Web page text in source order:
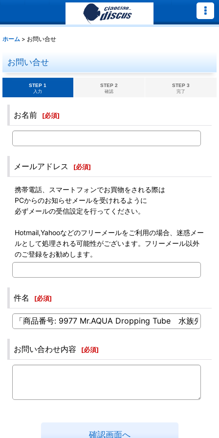
ホーム > お問い合せ
お問い合せ
STEP 1
入力
STEP 2
確認
STEP 3
完了
お名前 [必須]
メールアドレス [必須]
携帯電話、スマートフォンでお買物をされる際は
PCからのお知らせメールを受けれるように
必ずメールの受信設定を行ってください。
Hotmail,Yahooなどのフリーメールをご利用の場合、迷惑メー
ルとして処理される可能性がございます。フリーメール以外
のご登録をお勧めします。
件名 [必須]
お問い合わせ内容 [必須]
確認画面へ